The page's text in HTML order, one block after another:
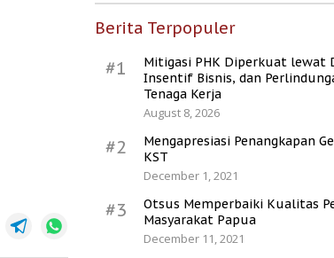
Berita Terpopuler
#1
Mitigasi PHK Diperkuat lewat
Insentif Bisnis, dan
Tenaga Kerja
August 8, 2026
#2
Mengapresiasi Penangkapan
KST
December 1, 2021
#3
Otsus Memperbaiki Kualitas
Masyarakat Papua
December 11, 2021